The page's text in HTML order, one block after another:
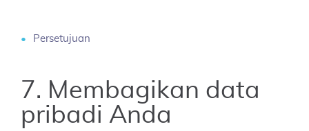
Persetujuan
7. Membagikan data
pribadi Anda